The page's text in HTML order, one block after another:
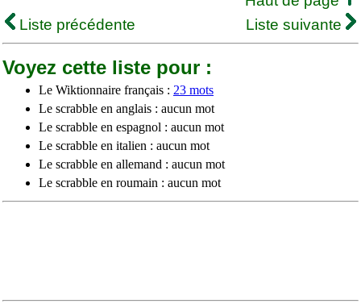
Liste précédente
Liste suivante
Voyez cette liste pour :
Le Wiktionnaire français : 23 mots
Le scrabble en anglais : aucun mot
Le scrabble en espagnol : aucun mot
Le scrabble en italien : aucun mot
Le scrabble en allemand : aucun mot
Le scrabble en roumain : aucun mot